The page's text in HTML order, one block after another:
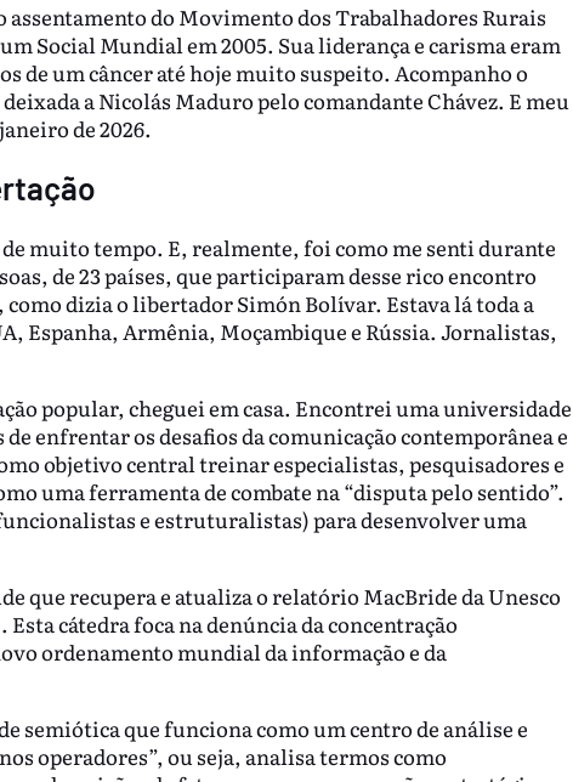
assentamento do Movimento dos Trabalhadores Rurais
Social Mundial em 2005. Sua liderança e carisma eram
de um câncer até hoje muito suspeito. Acompanho o
a Nicolás Maduro pelo comandante Chávez. E meu
de 2026.
muito tempo. E, realmente, foi como me senti durante
de 23 países, que participaram desse rico encontro
dizia o libertador Simón Bolívar. Estava lá toda a
Espanha, Armênia, Moçambique e Rússia. Jornalistas,
popular, cheguei em casa. Encontrei uma universidade
enfrentar os desafios da comunicação contemporânea e
objetivo central treinar especialistas, pesquisadores e
uma ferramenta de combate na “disputa pelo sentido”.
e estruturalistas) para desenvolver uma
que recupera e atualiza o relatório MacBride da Unesco
cátedra foca na denúncia da concentração
ordenamento mundial da informação e da
semiótica que funciona como um centro de análise e
operadores”, ou seja, analisa termos como